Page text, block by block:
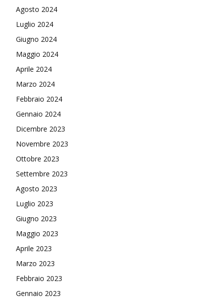
Agosto 2024
Luglio 2024
Giugno 2024
Maggio 2024
Aprile 2024
Marzo 2024
Febbraio 2024
Gennaio 2024
Dicembre 2023
Novembre 2023
Ottobre 2023
Settembre 2023
Agosto 2023
Luglio 2023
Giugno 2023
Maggio 2023
Aprile 2023
Marzo 2023
Febbraio 2023
Gennaio 2023